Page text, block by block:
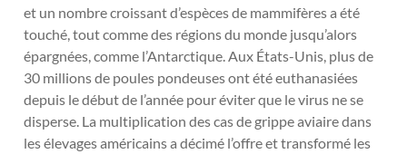
et un nombre croissant d’espèces de mammifères a été
touché, tout comme des régions du monde jusqu’alors
épargnées, comme l’Antarctique. Aux États-Unis, plus de
30 millions de poules pondeuses ont été euthanasiées
depuis le début de l’année pour éviter que le virus ne se
disperse. La multiplication des cas de grippe aviaire dans
les élevages américains a décimé l’offre et transformé les